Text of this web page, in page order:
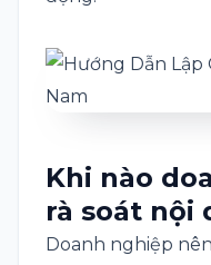
Khi nào
rà soát nội
Doanh nghiệp